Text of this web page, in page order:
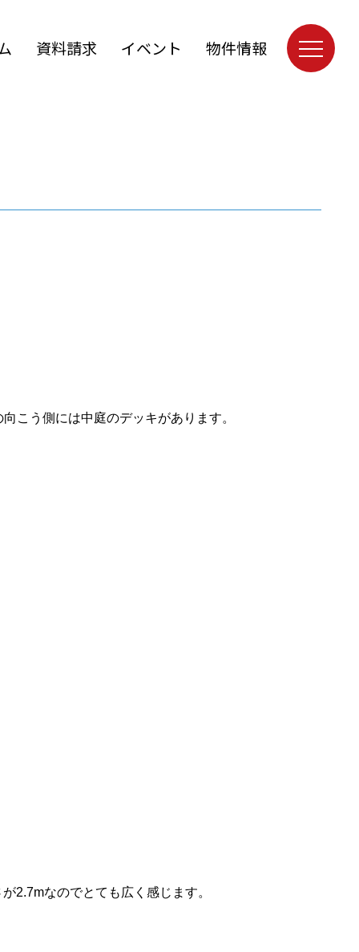
資料請求 イベント 物件情報
こう側には中庭のデッキがあります。
2.7mなのでとても広く感じます。